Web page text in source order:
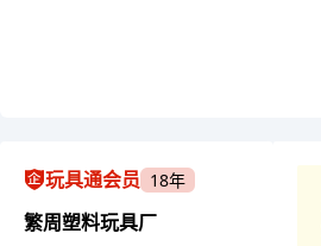
玩具通会员 18年
繁周塑料玩具厂